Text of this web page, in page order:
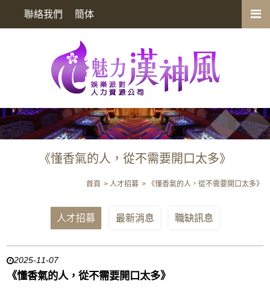
聯絡我們 簡体
《懂香氣的人，從不需要開口太多》
首頁 人才招募 《懂香氣的人，從不需要開口太多》
人才招募 最新消息 職缺訊息
2025-11-07
《懂香氣的人，從不需要開口太多》